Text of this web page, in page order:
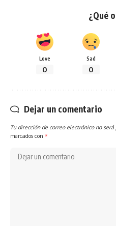
¿Qué
Love
0
Sad
0
Dejar un comentario
Tu dirección de correo electrónico no será
marcados con *